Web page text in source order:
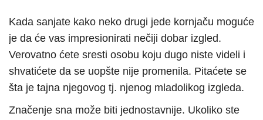
Kada sanjate kako neko drugi jede kornjaču moguće
je da će vas impresionirati nečiji dobar izgled.
Verovatno ćete sresti osobu koju dugo niste videli i
shvatićete da se uopšte nije promenila. Pitaćete se
šta je tajna njegovog tj. njenog mladolikog izgleda.
Značenje sna može biti jednostavnije. Ukoliko ste